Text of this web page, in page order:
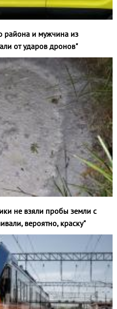
района и мужчина из
от ударов дронов"
не взяли пробы земли с
вероятно, краску"